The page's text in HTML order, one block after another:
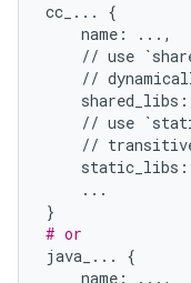
cc_ ...
{
name : ... ,
// use `
//
shared_libs :
// use `
//
static_libs :
...
}
# or
java_ ...
{
name : ... ,